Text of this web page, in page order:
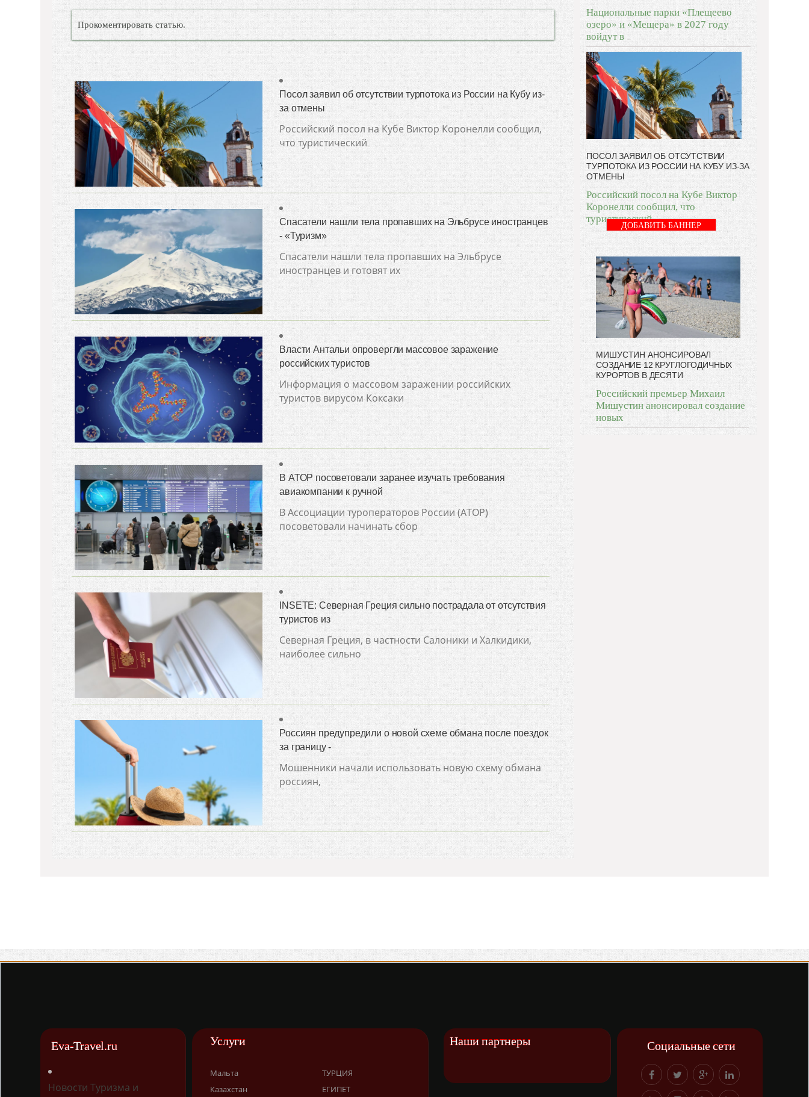
Прокоментировать статью.
Посол заявил об отсутствии турпотока из России на Кубу из-
за отмены
Российский посол на Кубе Виктор Коронелли сообщил,
что туристический
Спасатели нашли тела пропавших на Эльбрусе иностранцев
- «Туризм»
Спасатели нашли тела пропавших на Эльбрусе
иностранцев и готовят их
Власти Антальи опровергли массовое заражение
российских туристов
Информация о массовом заражении российских
туристов вирусом Коксаки
В АТОР посоветовали заранее изучать требования
авиакомпании к ручной
В Ассоциации туроператоров России (АТОР)
посоветовали начинать сбор
INSETE: Северная Греция сильно пострадала от отсутствия
туристов из
Северная Греция, в частности Салоники и Халкидики,
наиболее сильно
Россиян предупредили о новой схеме обмана после поездок
за границу -
Мошенники начали использовать новую схему обмана
россиян,
Национальные парки «Плещеево
озеро» и «Мещера» в 2027 году
войдут в
ПОСОЛ ЗАЯВИЛ ОБ ОТСУТСТВИИ
ТУРПОТОКА ИЗ РОССИИ НА КУБУ ИЗ-ЗА
ОТМЕНЫ
Российский посол на Кубе Виктор
Коронелли сообщил, что
туристический
ДОБАВИТЬ БАННЕР
МИШУСТИН АНОНСИРОВАЛ
СОЗДАНИЕ 12 КРУГЛОГОДИЧНЫХ
КУРОРТОВ В ДЕСЯТИ
Российский премьер Михаил
Мишустин анонсировал создание
новых
Eva-Travel.ru
Новости Туризма и
Услуги
Мальта
Казахстан
ТУРЦИЯ
ЕГИПЕТ
Наши партнеры Социальные сети